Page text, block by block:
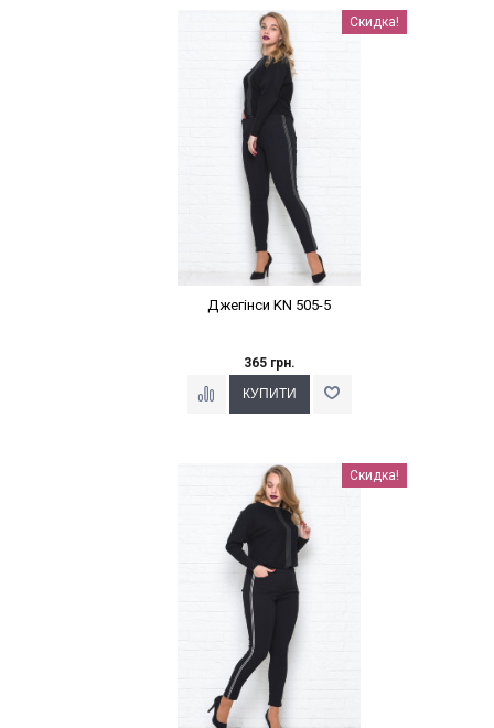
Наклейки Варіант з % Скидка!
Джегінси KN 505-5
365 грн.
Наклейки Варіант з % Скидка!